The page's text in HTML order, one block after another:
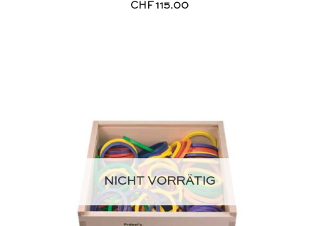
CHF 115.00
NICHT VORRÄTIG